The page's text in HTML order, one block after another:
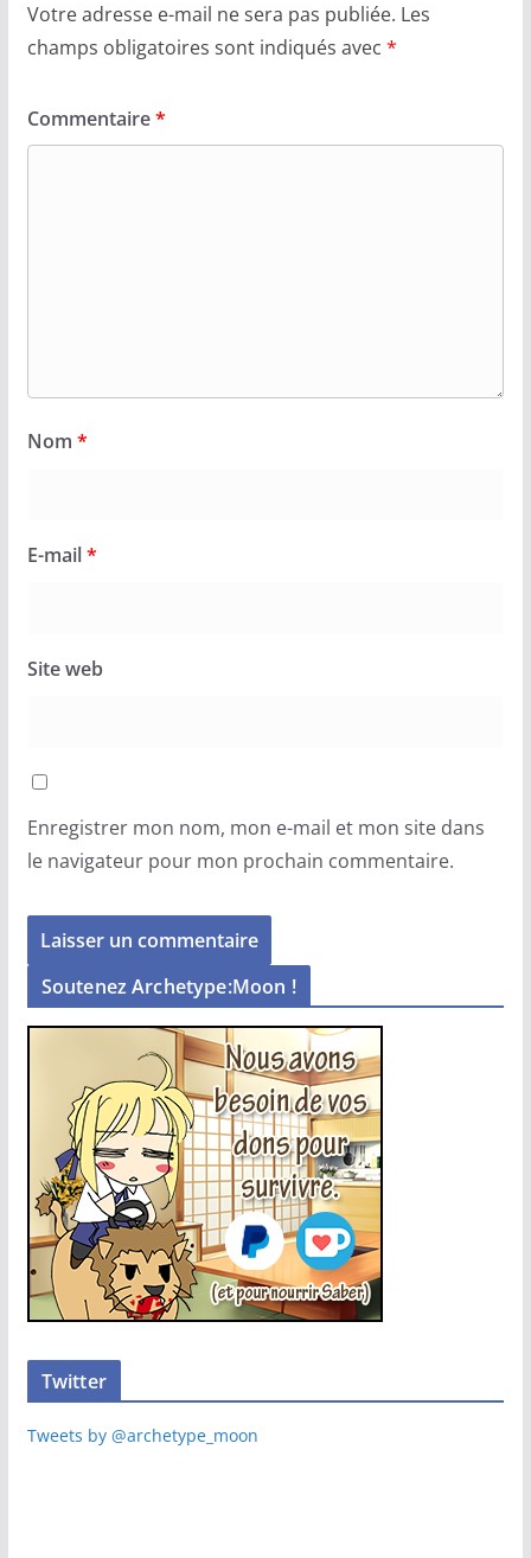
Votre adresse e-mail ne sera pas publiée. Les
champs obligatoires sont indiqués avec *
Commentaire*
Nom *
E-mail*
Site web
Enregistrer mon nom, mon e-mail et mon site dans
le navigateur pour mon prochain commentaire.
Soutenez Archetype:Moon !
Twitter
Tweets by @archetype_moon